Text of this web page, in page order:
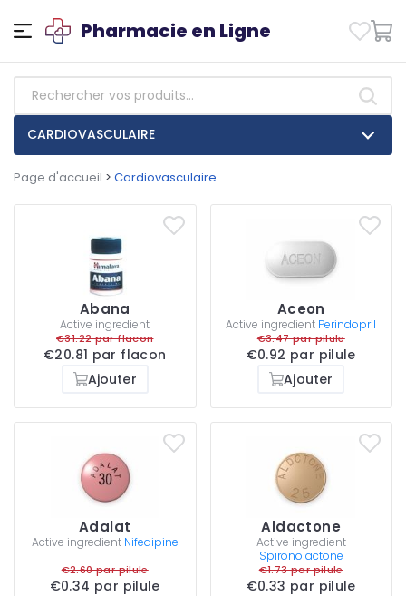
Pharmacie en Ligne
CARDIOVASCULAIRE
Page d'accueil > Cardiovasculaire
Abana
Active ingredient
€31.22 par flacon
€20.81 par flacon
Ajouter
Aceon
Active ingredient Perindopril
€3.47 par pilule
€0.92 par pilule
Ajouter
Adalat
Active ingredient Nifedipine
€2.60 par pilule
€0.34 par pilule
Aldactone
Active ingredient
Spironolactone
€1.73 par pilule
€0.33 par pilule